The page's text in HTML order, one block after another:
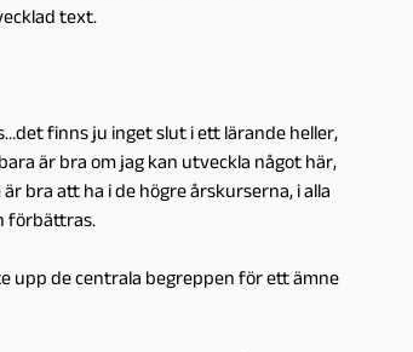
text.
finns ju inget slut i ett lärande heller,
är bra om jag kan utveckla något här,
bra att ha i de högre årskurserna, i alla
förbättras.
upp de centrala begreppen för ett ämne